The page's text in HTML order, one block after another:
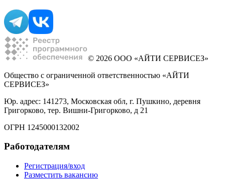
© 2026 ООО «АЙТИ СЕРВИСЕЗ»
Общество с ограниченной ответственностью «АЙТИ
СЕРВИСЕЗ»
Юр. адрес: 141273, Московская обл, г. Пушкино, деревня
Григорково, тер. Вишни-Григорково, д 21
ОГРН 1245000132002
Работодателям
Регистрация/вход
Разместить вакансию